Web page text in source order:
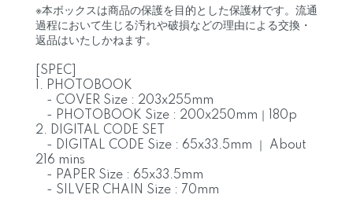
※本ボックスは商品の保護を目的とした保護材です。流通
過程において生じる汚れや破損などの理由による交換・
返品はいたしかねます。
[SPEC]
1. PHOTOBOOK
- COVER Size : 203x255mm
- PHOTOBOOK Size : 200x250mm｜180p
2. DIGITAL CODE SET
- DIGITAL CODE Size : 65x33.5mm ｜ About
216 mins
- PAPER Size : 65x33.5mm
- SILVER CHAIN Size : 70mm